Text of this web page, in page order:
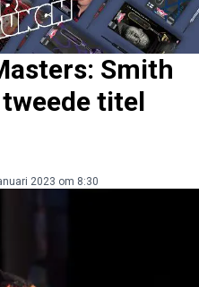
Smith
titel
2023 om 8:30